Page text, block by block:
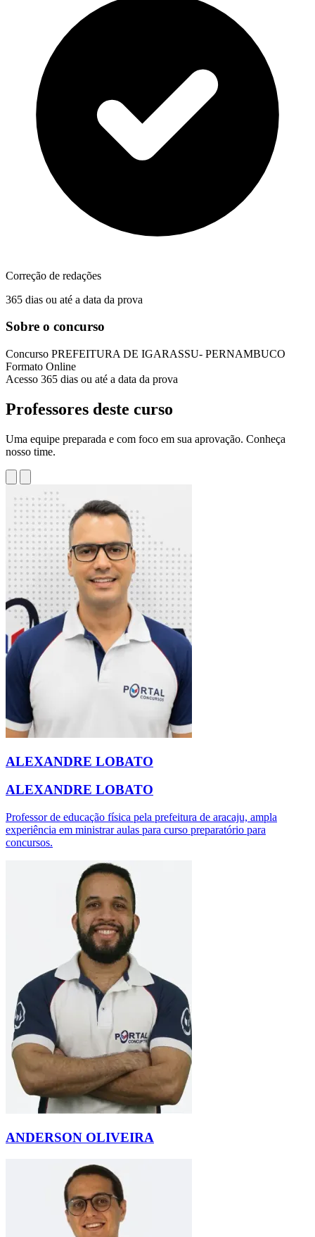
Correção de redações
365 dias ou até a data da prova
Sobre o concurso
Concurso PREFEITURA DE IGARASSU- PERNAMBUCO
Formato Online
Acesso 365 dias ou até a data da prova
Professores deste curso
Uma equipe preparada e com foco em sua aprovação. Conheça
nosso time.
ALEXANDRE LOBATO
ALEXANDRE LOBATO
Professor de educação física pela prefeitura de aracaju, ampla
experiência em ministrar aulas para curso preparatório para
concursos.
ANDERSON OLIVEIRA